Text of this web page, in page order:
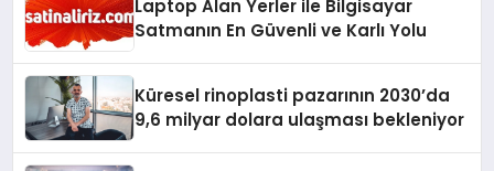
Laptop Alan Yerler ile Bilgisayar
Satmanın En Güvenli ve Karlı Yolu
Küresel rinoplasti pazarının 2030’da
9,6 milyar dolara ulaşması bekleniyor